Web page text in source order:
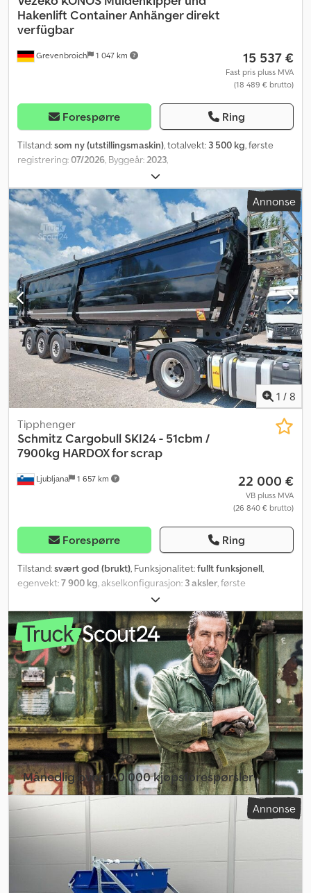
Grevenbroich 1 047 km
Hakenlift Container Anhänger direkt
verfügbar
15 537 €
Fast pris pluss MVA
(18 489 € brutto)
Forespørre Ring
Tilstand:som ny (utstillingsmaskin), totalvekt: 3 500 kg, første
registrering:07/2026 , Byggeår: 2023
Annonse
1 / 8
Ljubljana 1 657 km
Tipphenger
Schmitz Cargobull SKI24 - 51cbm /
7900kg HARDOX for scrap
22 000 €
VB pluss MVA
(26 840 € brutto)
Forespørre Ring
Tilstand:svært god (brukt), Funksjonalitet:fullt funksjonell,
egenvekt:7 900 kg, akselkonfigurasjon: 3 aksler, første
luft, farge:
Månedlig over 140 000 kjøpsforespørsler
Annonse